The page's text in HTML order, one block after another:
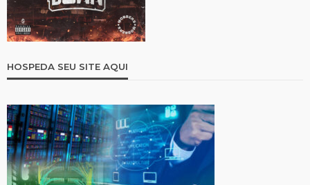
HOSPEDA SEU SITE AQUI